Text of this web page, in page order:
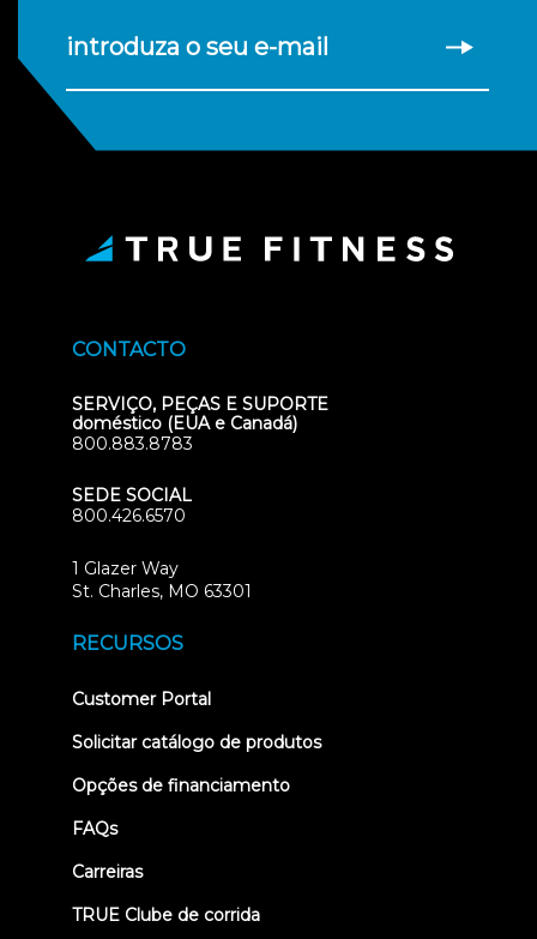
introduza o seu e-mail
CONTACTO
SERVIÇO, PEÇAS E SUPORTE
doméstico (EUA e Canadá)
800.883.8783
SEDE SOCIAL
800.426.6570
1 Glazer Way
St. Charles, MO 63301
RECURSOS
Customer Portal(opens
new
Solicitar catálogo de produtos
Opções de financiamento
FAQs
Carreiras
TRUE Clube de corrida